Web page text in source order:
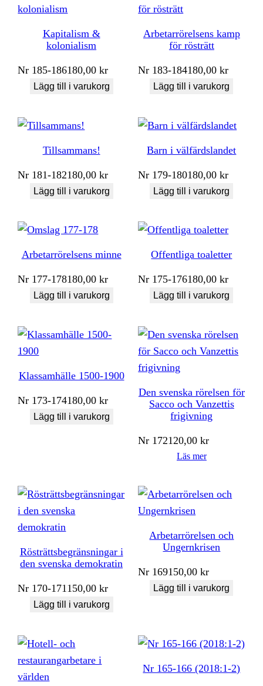
Kapitalism &
kolonialism
Nr 185-186180,00kr
Lägg till i varukorg
Arbetarrörelsens kamp
för rösträtt
Nr 183-184180,00kr
Lägg till i varukorg
Tillsammans!
Nr 181-182180,00kr
Lägg till i varukorg
Barn i välfärdslandet
Nr 179-180180,00kr
Lägg till i varukorg
Arbetarrörelsens minne
Nr 177-178180,00kr
Lägg till i varukorg
Offentliga toaletter
Nr 175-176180,00kr
Lägg till i varukorg
Klassamhälle 1500-1900
Nr 173-174180,00kr
Lägg till i varukorg
Den svenska rörelsen för
Sacco och Vanzettis
frigivning
Nr 172120,00kr
Läs mer
Rösträttsbegränsningar i
den svenska demokratin
Nr 170-171150,00kr
Lägg till i varukorg
Arbetarrörelsen och
Ungernkrisen
Nr 169150,00kr
Lägg till i varukorg
Nr 165-166 (2018:1-2)